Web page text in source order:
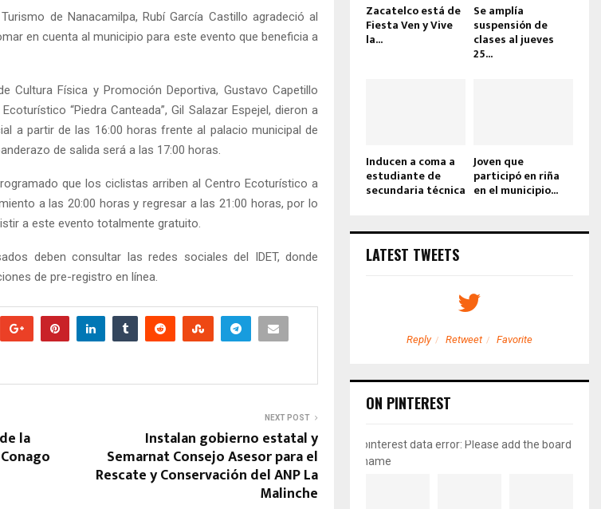
de Nanacamilpa, Rubí García Castillo agradeció al
en cuenta al municipio para este evento que beneficia a
Cultura Física y Promoción Deportiva, Gustavo Capetillo
“Piedra Canteada”, Gil Salazar Espejel, dieron a
a partir de las 16:00 horas frente al palacio municipal de
de salida será a las 17:00 horas.
que los ciclistas arriben al Centro Ecoturístico a
a las 20:00 horas y regresar a las 21:00 horas, por lo
a este evento totalmente gratuito.
deben consultar las redes sociales del IDET, donde
de pre-registro en línea.
la
NEXT POST
Instalan gobierno estatal y
Semarnat Consejo Asesor para el
Rescate y Conservación del ANP La
Malinche
Zacatelco está de
Fiesta Ven y Vive
la...
Se amplía
suspensión de
clases al jueves
25...
Inducen a coma a
estudiante de
secundaria técnica
Joven que
participó en riña
en el municipio...
LATEST TWEETS
Retweet Favorite Reply Retweet Reply Retweet Favorite
ON PINTEREST
pinterest data error: Please add the board
name